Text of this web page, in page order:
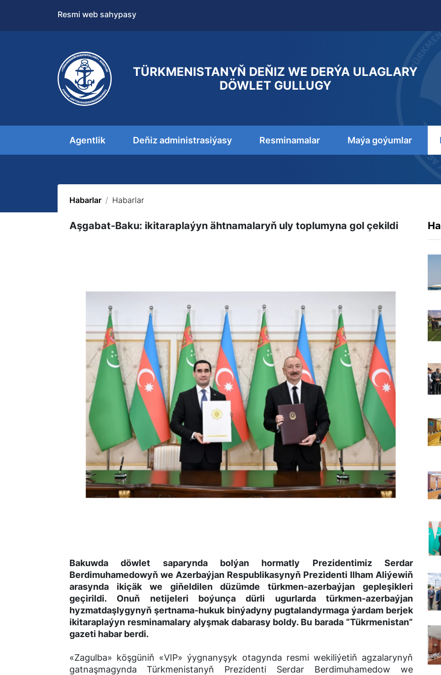
Resmi web sahypasy
TÜRKMENISTANYŇ DEŇIZ WE DERÝA ULAGLARY
DÖWLET GULLUGY
Agentlik Deňiz administrasiýasy Resminamalar Maýa goýumlar
Habarlar Habarlar
Aşgabat-Baku: ikitaraplaýyn ähtnamalaryň uly toplumyna gol çekildi
Bakuwda döwlet saparynda bolýan hormatly Prezidentimiz Serdar
Berdimuhamedowyň we Azerbaýjan Respublikasynyň Prezidenti Ilham Aliýewiň
arasynda ikiçäk we giňeldilen düzümde türkmen-azerbaýjan gepleşikleri
geçirildi. Onuň netijeleri boýunça dürli ugurlarda türkmen-azerbaýjan
hyzmatdaşlygynyň şertnama-hukuk binýadyny pugtalandyrmaga ýardam berjek
ikitaraplaýyn resminamalary alyşmak dabarasy boldy. Bu barada “Tükrmenistan”
gazeti habar berdi.
«Zagulba» köşgüniň «VIP» ýygnanyşyk otagynda resmi wekiliýetiň agzalarynyň
gatnaşmagynda
Türkmenistanyň Prezidenti Serdar Berdimuhamedow we